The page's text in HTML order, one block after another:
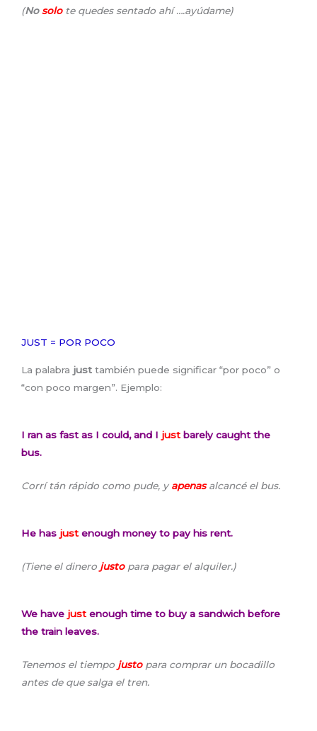
(Nosolote quedes sentado ahí ….ayúdame)
JUST = POR POCO
La palabra just también puede significar “por poco” o
“con poco margen”. Ejemplo:
I ran as fast as I could, and I just barely caught the
bus.
Corrí tán rápido como pude, y apenasalcancé el bus.
He has just enough money to pay his rent.
(Tiene el dinero justo para pagar el alquiler.)
We have just enough time to buy a sandwich before
the train leaves.
Tenemos el tiempo justopara comprar un bocadillo
antes de que salga el tren.